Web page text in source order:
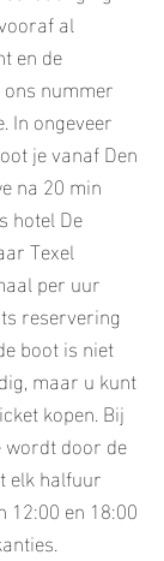
al
en de
nummer
In ongeveer
je vanaf Den
na 20 min
hotel De
Texel
per uur
reservering
boot is niet
maar u kunt
kopen. Bij
door de
elk halfuur
12:00 en 18:00